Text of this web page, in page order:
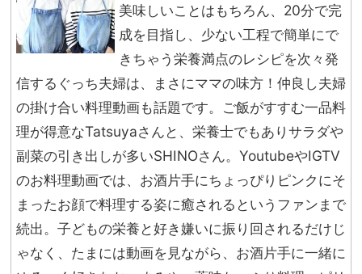
美味しいことはもちろん、20分で完
成を目指し、少ない工程で簡単にで
きちゃう栄養満点のレシピを次々発
信するぐっち夫婦は、まさにママの味方！仲良し夫婦
の掛け合い料理動画も話題です。ご飯がすすむ一品料
理が得意なTatsuyaさんと、栄養士でもありサラダや
副菜の引き出しが多いSHINOさん。YoutubeやIGTV
のお料理動画では、お酒片手にちょっぴりピンクにそ
まったお顔で料理する姿に癒されるというファンまで
続出。子どもの栄養と好き嫌いに振り回されるだけじ
ゃなく、たまには動画を見ながら、お酒片手に一緒に